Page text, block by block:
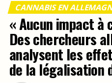
CANNABIS EN
« Aucun impact
Des chercheurs
analysent les
de la légalisation